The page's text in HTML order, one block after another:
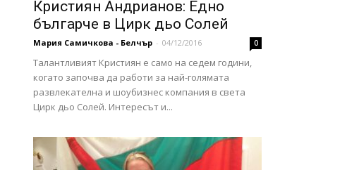
Кристиян Андрианов: Едно
българче в Цирк дьо Солей
Мария Самичкова - Белчър - 04/12/2016 0
Талантливият Кристиян е само на седем години,
когато започва да работи за най-голямата
развлекателна и шоубизнес компания в света
Цирк дьо Солей. Интересът и...